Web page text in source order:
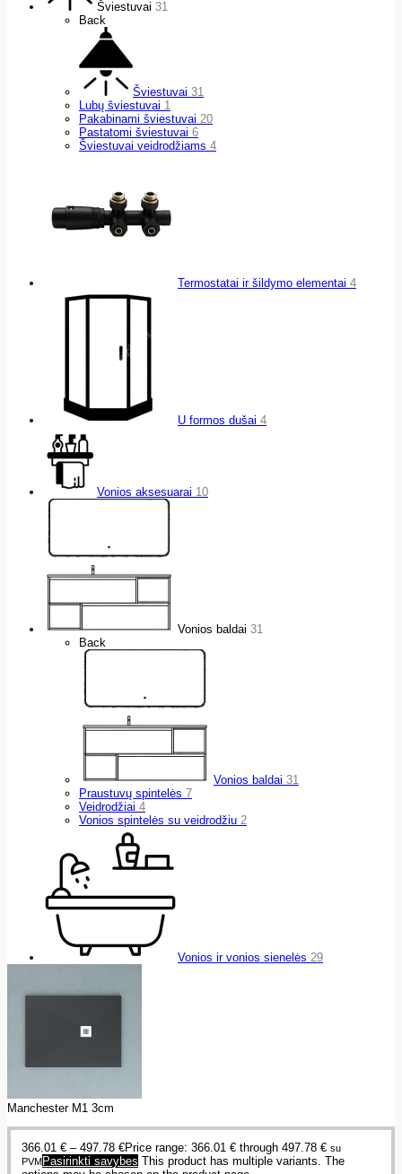
Šviestuvai 31
Back
Šviestuvai 31
Lubų šviestuvai 1
Pakabinami šviestuvai 20
Pastatomi šviestuvai 6
Šviestuvai veidrodžiams 4
Termostatai ir šildymo elementai 4
U formos dušai 4
Vonios aksesuarai 10
Vonios baldai 31
Back
Vonios baldai 31
Praustuvų spintelės 7
Veidrodžiai 4
Vonios spintelės su veidrodžiu 2
Vonios ir vonios sienelės 29
Manchester M1 3cm
366.01 € – 497.78 €Price range: 366.01 € through 497.78 € su
PVM Pasirinkti savybes This product has multiple variants. The